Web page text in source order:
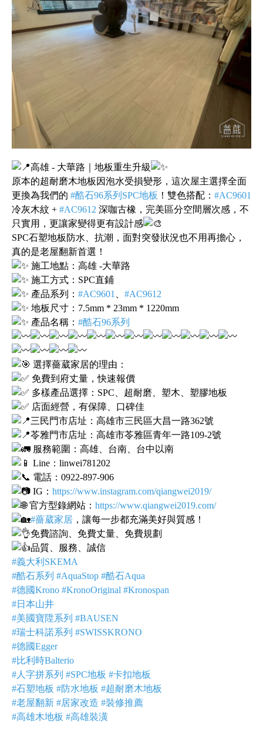
高雄 - 大華路｜地板重生升級
原本的超耐磨木地板因泡水受損變形，這次屋主選擇全面
更換為我們的 #酷石96系列SPC地板 ！雙色搭配： #AC9601
冷灰木紋 + #AC9612 深咖古橡，完美區分空間層次感，不
只實用，更讓家變得更有設計感
SPC石塑地板防水、抗潮，面對突發狀況也不用再擔心，
真的是老屋翻新首選！
施工地點：高雄 -大華路
施工方式：SPC直鋪
產品系列： #AC9601
#AC9612
地板尺寸：7.5mm * 23mm * 1220mm
產品名稱： #酷石96系列
選擇薔葳家居的理由：
免費到府丈量，快速報價
多樣產品選擇：SPC、超耐磨、塑木、塑膠地板
店面經營，有保障、口碑佳
三民門市店址：高雄市三民區大昌一路362號
苓雅門市店址：高雄市苓雅區青年一路109-2號
服務範圍：高雄、台南、台中以南
Line：linwei781202
電話：0922-897-906
IG： https://www.instagram.com/qiangwei2019/
官方型錄網站： https://www.qiangwei2019.com/
#薔葳家居 ，讓每一步都充滿美好與質感！
免費諮詢、免費丈量、免費規劃
品質、服務、誠信
#義大利SKEMA
#酷石系列 #AquaStop #酷石Aqua
#德國Krono #KronoOriginal #Kronospan
#日本山井
#美國寶陞系列 #BAUSEN
#瑞士科諾系列 #SWISSKRONO
#德國Egger
#比利時Balterio
#人字拼系列 #SPC地板 #卡扣地板
#石塑地板 #防水地板 #超耐磨木地板
#老屋翻新 #居家改造 #裝修推薦
#高雄木地板 #高雄裝潢